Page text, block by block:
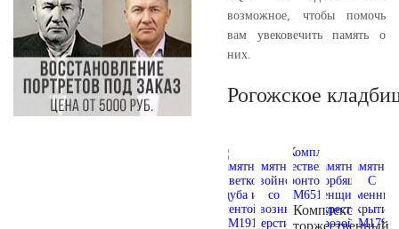
возможное, чтобы помочь
вам увековечить память о
них.
Рогожское
Комплекс
торжественный